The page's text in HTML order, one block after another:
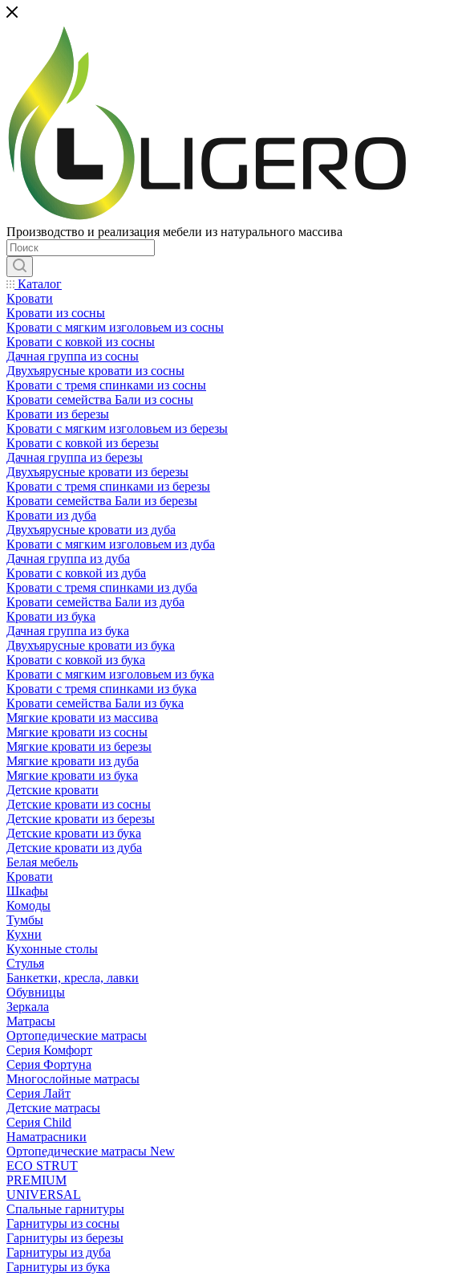
Производство и реализация мебели из натурального массива
Каталог
Кровати
Кровати из сосны
Кровати с мягким изголовьем из сосны
Кровати с ковкой из сосны
Дачная группа из сосны
Двухъярусные кровати из сосны
Кровати с тремя спинками из сосны
Кровати семейства Бали из сосны
Кровати из березы
Кровати с мягким изголовьем из березы
Кровати с ковкой из березы
Дачная группа из березы
Двухъярусные кровати из березы
Кровати с тремя спинками из березы
Кровати семейства Бали из березы
Кровати из дуба
Двухъярусные кровати из дуба
Кровати с мягким изголовьем из дуба
Дачная группа из дуба
Кровати с ковкой из дуба
Кровати с тремя спинками из дуба
Кровати семейства Бали из дуба
Кровати из бука
Дачная группа из бука
Двухъярусные кровати из бука
Кровати с ковкой из бука
Кровати с мягким изголовьем из бука
Кровати с тремя спинками из бука
Кровати семейства Бали из бука
Мягкие кровати из массива
Мягкие кровати из сосны
Мягкие кровати из березы
Мягкие кровати из дуба
Мягкие кровати из бука
Детские кровати
Детские кровати из сосны
Детские кровати из березы
Детские кровати из бука
Детские кровати из дуба
Белая мебель
Кровати
Шкафы
Комоды
Тумбы
Кухни
Кухонные столы
Стулья
Банкетки, кресла, лавки
Обувницы
Зеркала
Матрасы
Ортопедические матрасы
Серия Комфорт
Серия Фортуна
Многослойные матрасы
Серия Лайт
Детские матрасы
Серия Child
Наматрасники
Ортопедические матрасы New
ECO STRUT
PREMIUM
UNIVERSAL
Спальные гарнитуры
Гарнитуры из сосны
Гарнитуры из березы
Гарнитуры из дуба
Гарнитуры из бука